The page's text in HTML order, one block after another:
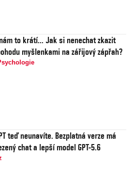
to krátí... Jak si nenechat zkazit
myšlenkami na zářijový zápřah?
teď neunavíte. Bezplatná verze má
chat a lepší model GPT-5.6